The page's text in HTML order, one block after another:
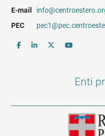
E-mail
PEC
Enti